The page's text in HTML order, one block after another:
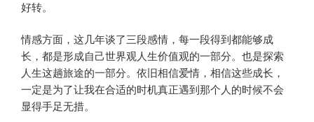
好转。
情感方面，这几年谈了三段感情，每一段得到都能够成
长，都是形成自己世界观人生价值观的一部分。也是探索
人生这趟旅途的一部分。依旧相信爱情，相信这些成长，
一定是为了让我在合适的时机真正遇到那个人的时候不会
显得手足无措。